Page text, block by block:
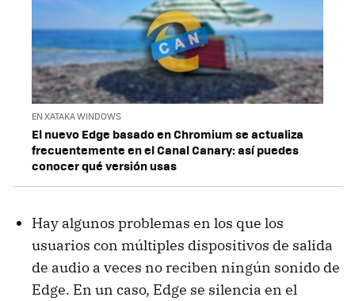
EN XATAKA WINDOWS
El nuevo Edge basado en Chromium se actualiza
frecuentemente en el Canal Canary: así puedes
conocer qué versión usas
Hay algunos problemas en los que los
usuarios con múltiples dispositivos de salida
de audio a veces no reciben ningún sonido de
Edge. En un caso, Edge se silencia en el